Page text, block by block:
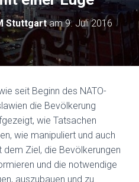
Stuttgartam9. Juli 2016
seit Beginn des NATO-
die Bevölkerung
wie Tatsachen
wie manipuliert und auch
Ziel, die Bevölkerungen
und die notwendige
auszubauen und zu